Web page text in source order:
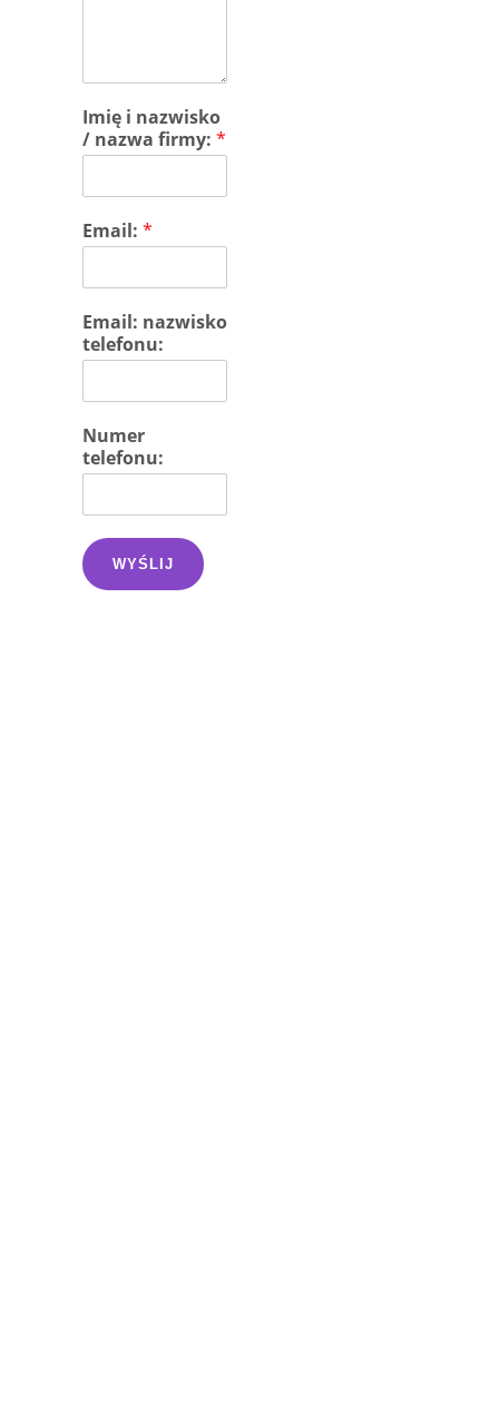
Imię i nazwisko
/ nazwa firmy: *
Email: *
Email: nazwisko
telefonu:
Numer
telefonu:
WYŚLIJ